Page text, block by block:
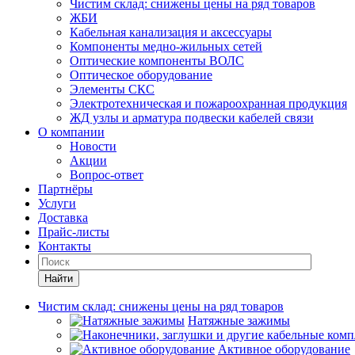
Чистим склад: снижены цены на ряд товаров
ЖБИ
Кабельная канализация и аксессуары
Компоненты медно-жильных сетей
Оптические компоненты ВОЛС
Оптическое оборудование
Элементы СКС
Электротехническая и пожароохранная продукция
ЖД узлы и арматура подвески кабелей связи
О компании
Новости
Акции
Вопрос-ответ
Партнёры
Услуги
Доставка
Прайс-листы
Контакты
Найти
Чистим склад: снижены цены на ряд товаров
Натяжные зажимы
Активное оборудование